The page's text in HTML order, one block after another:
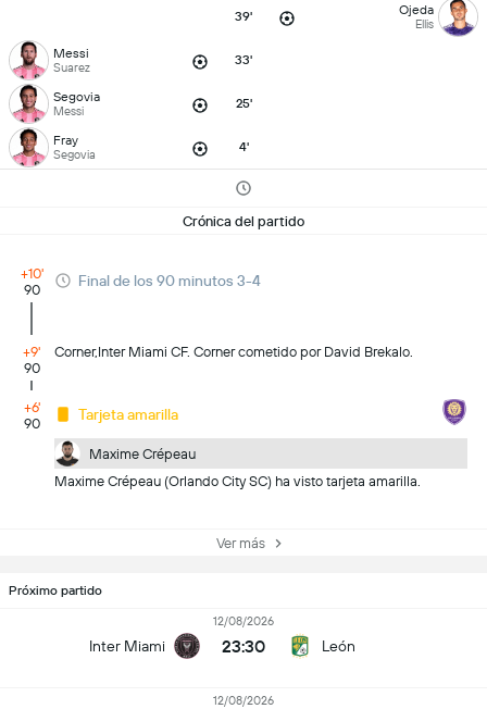
39' Ojeda
Ellis
Messi
Suarez 33'
Segovia
Messi 25'
Fray
Segovia 4'
Crónica del partido
+10'
90
Final de los 90 minutos 3-4
+9'
90
Corner,Inter Miami CF. Corner cometido por David Brekalo.
+6'
90
Tarjeta amarilla
Maxime Crépeau
Maxime Crépeau (Orlando City SC) ha visto tarjeta amarilla.
Ver más
Próximo partido
Inter Miami
12/08/2026
23:30 León
12/08/2026